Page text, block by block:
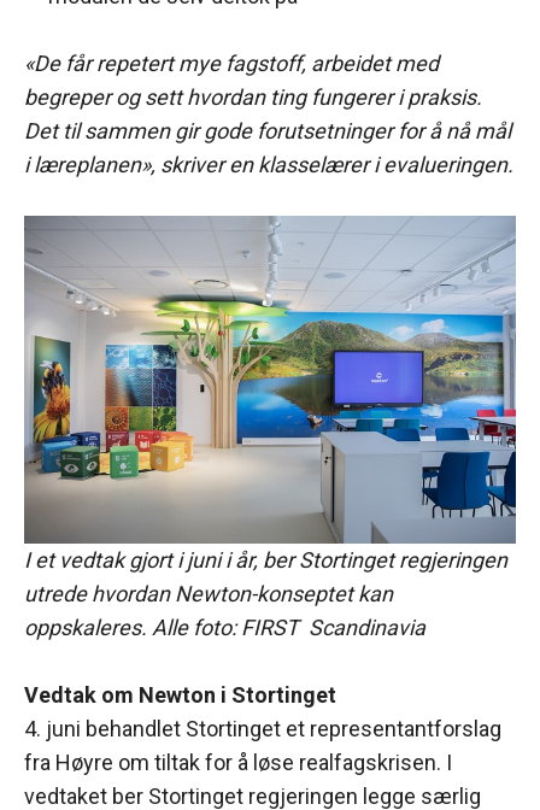
«De får repetert mye fagstoff, arbeidet med
begreper og sett hvordan ting fungerer i praksis.
Det til sammen gir gode forutsetninger for å nå mål
i læreplanen», skriver en klasselærer i evalueringen.
I et vedtak gjort i juni i år, ber Stortinget regjeringen
utrede hvordan Newton-konseptet kan
oppskaleres. Alle foto: FIRST Scandinavia
Vedtak om Newton i Stortinget
4. juni behandlet Stortinget et representantforslag
fra Høyre om tiltak for å løse realfagskrisen. I
vedtaket ber Stortinget regjeringen legge særlig